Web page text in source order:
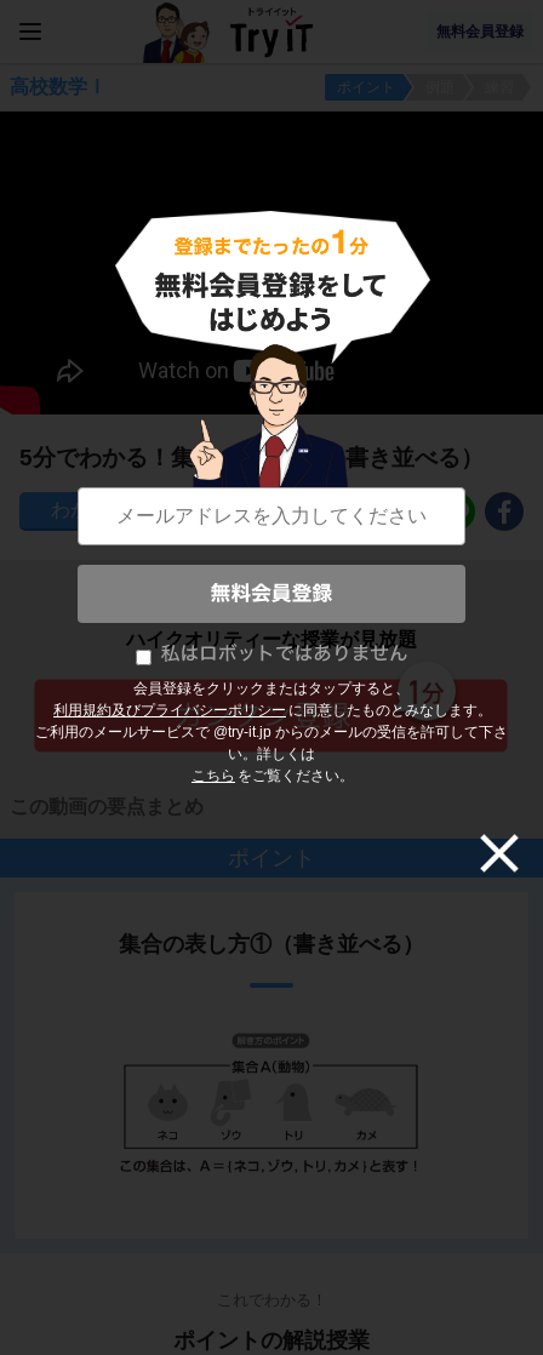
無料会員登録
会員登録をクリックまたはタップすると、
利用規約及びプライバシーポリシー に同意したものとみなします。
ご利用のメールサービスで @try-it.jp からのメールの受信を許可して下さ
い。詳しくは
こちら をご覧ください。
高校数学Ⅰ ポイント
5分でわかる！集合の表し方1（書き並べる）
309
子どもの勉強から大人の学び直しまで
ハイクオリティーな授業が見放題
この動画の要点まとめ
ポイント
集合の表し方①（書き並べる）
これでわかる！
ポイントの解説授業